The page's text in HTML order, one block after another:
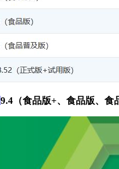
9.4（食品版+、食品版、食